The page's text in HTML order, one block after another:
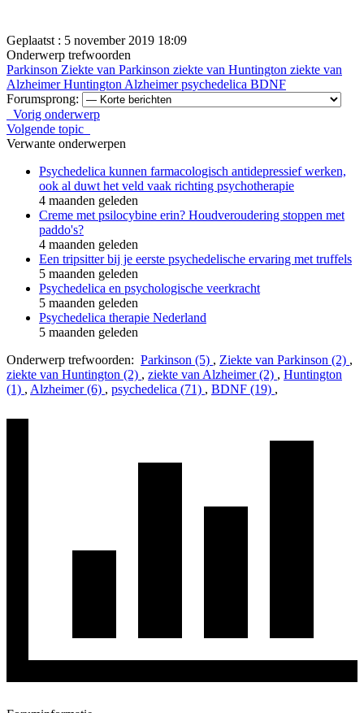
Geplaatst : 5 november 2019 18:09
Onderwerp trefwoorden
Parkinson Ziekte van Parkinson ziekte van Huntington ziekte van
AlzheimerHuntington Alzheimerpsychedelica BDNF
Forumsprong:
Vorig onderwerp
Volgende topic
Verwante onderwerpen
Psychedelica kunnen farmacologisch antidepressief werken,
ook al duwt het veld vaak richting psychotherapie
4 maanden geleden
Creme met psilocybine erin? Houdveroudering stoppen met
paddo's?
4 maanden geleden
Een tripsitter bij je eerste psychedelische ervaring met truffels
5 maanden geleden
Psychedelica en psychologische veerkracht
5 maanden geleden
Psychedelica therapie Nederland
5 maanden geleden
Onderwerp trefwoorden: Parkinson (5) , Ziekte van Parkinson (2) ,
ziekte van Huntington (2) , ziekte van Alzheimer (2) , Huntington
(1) , Alzheimer (6) , psychedelica (71) , BDNF (19) ,